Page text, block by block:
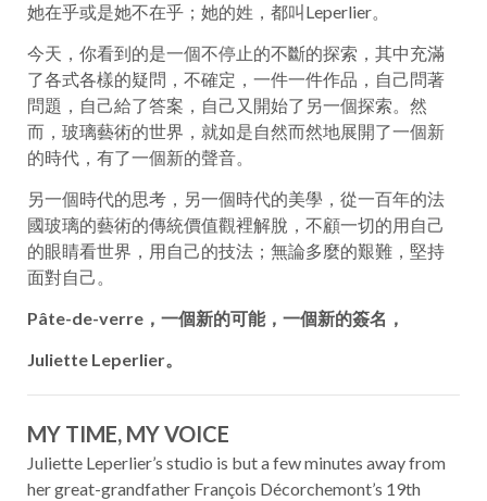
她在乎或是她不在乎；她的姓，都叫Leperlier。
今天，你看到的是一個不停止的不斷的探索，其中充滿
了各式各樣的疑問，不確定，一件一件作品，自己問著
問題，自己給了答案，自己又開始了另一個探索。然
而，玻璃藝術的世界，就如是自然而然地展開了一個新
的時代，有了一個新的聲音。
另一個時代的思考，另一個時代的美學，從一百年的法
國玻璃的藝術的傳統價值觀裡解脫，不顧一切的用自己
的眼睛看世界，用自己的技法；無論多麼的艱難，堅持
面對自己。
Pâte-de-verre，一個新的可能，一個新的簽名，
Juliette Leperlier。
MY TIME, MY VOICE
Juliette Leperlier’s studio is but a few minutes away from
her great-grandfather François Décorchemont’s 19th